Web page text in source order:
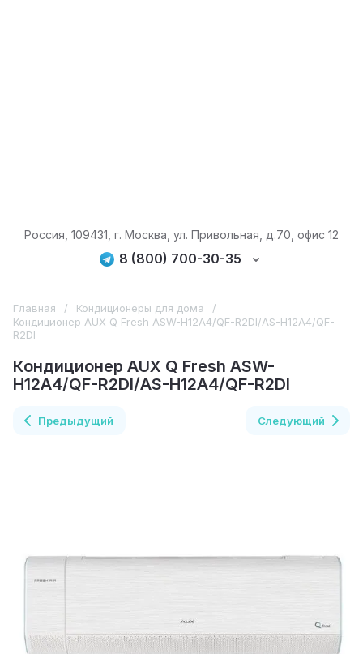
Россия, 109431, г. Москва, ул. Привольная, д.70, офис 12
8 (800) 700-30-35
Главная / Кондиционеры для дома
/
Кондиционер AUX Q Fresh ASW-H12A4/QF-R2DI/AS-H12A4/QF-
R2DI
Кондиционер AUX Q Fresh ASW-
H12A4/QF-R2DI/AS-H12A4/QF-R2DI
Предыдущий Следующий